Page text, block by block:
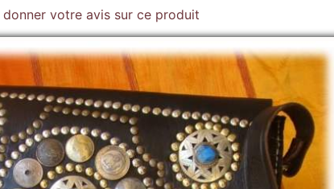
votre avis sur ce produit